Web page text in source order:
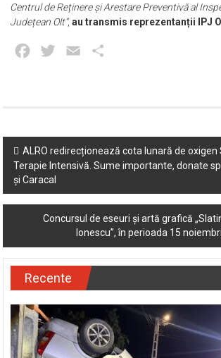
Centrul de Reținere și Arestare Preventivă al
Județean Olt”,au transmis reprezentanții IPJ
Facebook
Twitter Email
Post
navigation
ALRO redirecționează cota lunară de oxigen
Terapie Intensivă. Sume importante, donate
și Caracal
Concursul de eseuri și artă grafică
Ionescu”, în perioada 15
Recente